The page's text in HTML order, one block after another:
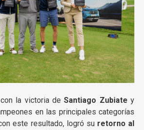
con la victoria deSantiago Zubiate y
en las principales categorías
este resultado, logró su retorno al